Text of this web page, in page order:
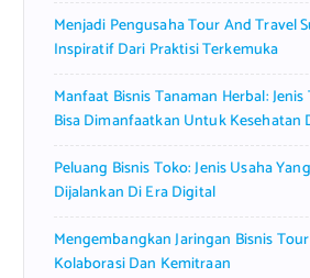
Menjadi Pengusaha Tour And Travel
Inspiratif Dari Praktisi Terkemuka
Manfaat Bisnis Tanaman Herbal:
Bisa Dimanfaatkan Untuk Kesehatan
Peluang Bisnis Toko: Jenis Usaha
Dijalankan Di Era Digital
Mengembangkan Jaringan Bisnis
Kolaborasi Dan Kemitraan